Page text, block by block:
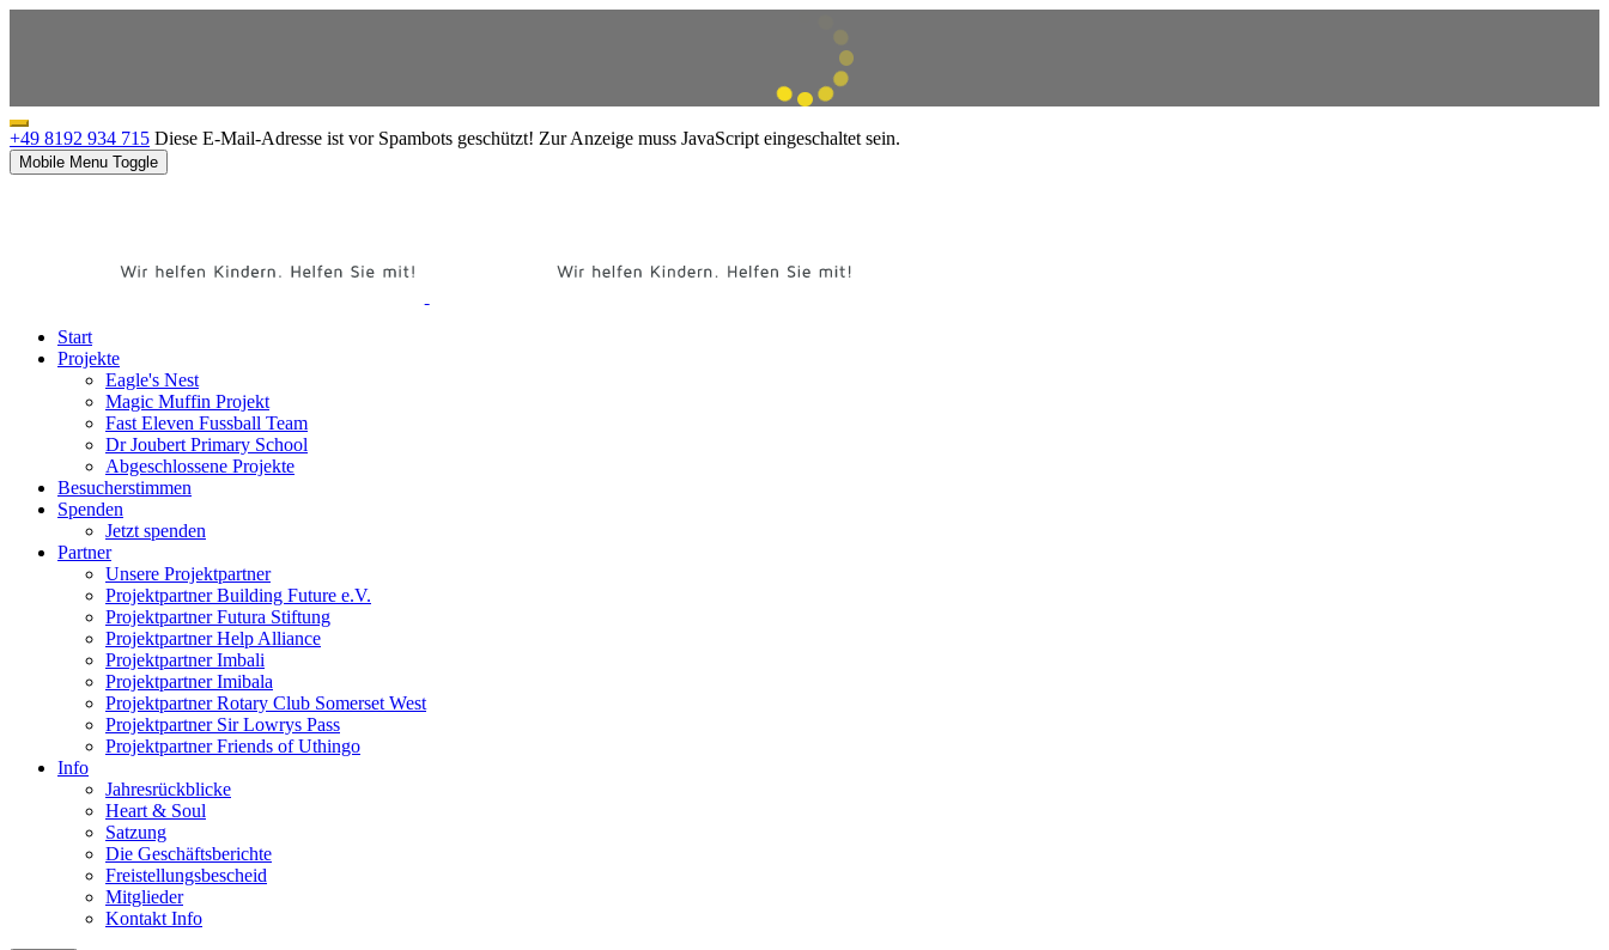
+49 8192 934 715 Diese E-Mail-Adresse ist vor Spambots geschützt! Zur Anzeige muss JavaScript eingeschaltet sein.
Mobile Menu Toggle
Start
Projekte
Eagle's Nest
Magic Muffin Projekt
Fast Eleven Fussball Team
Dr Joubert Primary School
Abgeschlossene Projekte
Besucherstimmen
Spenden
Jetzt spenden
Partner
Unsere Projektpartner
Projektpartner Building Future e.V.
Projektpartner Futura Stiftung
Projektpartner Help Alliance
Projektpartner Imbali
Projektpartner Imibala
Projektpartner Rotary Club Somerset West
Projektpartner Sir Lowrys Pass
Projektpartner Friends of Uthingo
Info
Jahresrückblicke
Heart & Soul
Satzung
Die Geschäftsberichte
Freistellungsbescheid
Mitglieder
Kontakt Info